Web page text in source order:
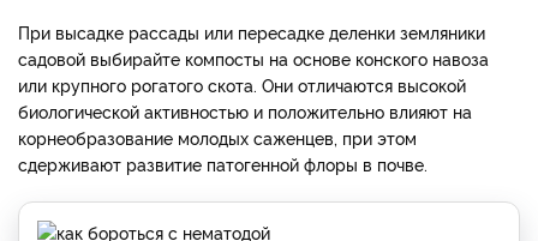
При высадке рассады или пересадке деленки земляники
садовой выбирайте компосты на основе конского навоза
или крупного рогатого скота. Они отличаются высокой
биологической активностью и положительно влияют на
корнеобразование молодых саженцев, при этом
сдерживают развитие патогенной флоры в почве.